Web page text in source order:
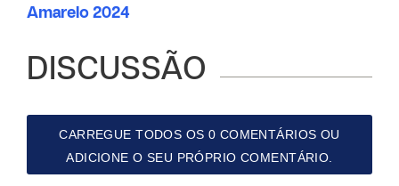
Amarelo 2024
DISCUSSÃO
CARREGUE TODOS OS 0 COMENTÁRIOS OU
ADICIONE O SEU PRÓPRIO COMENTÁRIO.